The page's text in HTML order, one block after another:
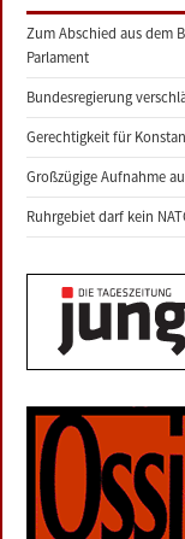
Zum Abschied aus dem
Parlament
Bundesregierung
Gerechtigkeit für
Großzügige Aufnahme
Ruhrgebiet darf kein